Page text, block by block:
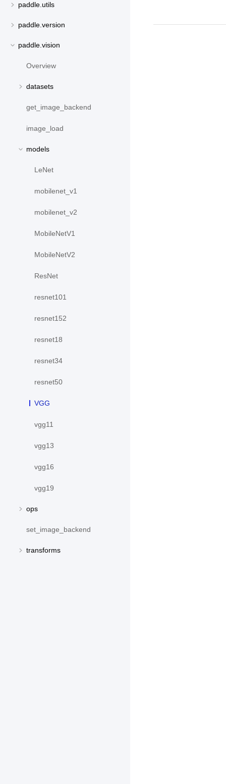
paddle.utils
paddle.version
paddle.vision
Overview
datasets
get_image_backend
image_load
models
LeNet
mobilenet_v1
mobilenet_v2
MobileNetV1
MobileNetV2
ResNet
resnet101
resnet152
resnet18
resnet34
resnet50
VGG
vgg11
vgg13
vgg16
vgg19
ops
set_image_backend
transforms